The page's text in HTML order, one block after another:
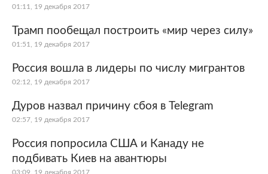
01:11, 19 декабря 2017
Трамп пообещал построить «мир через силу»
01:51, 19 декабря 2017
Россия вошла в лидеры по числу мигрантов
02:12, 19 декабря 2017
Дуров назвал причину сбоя в Telegram
02:57, 19 декабря 2017
Россия попросила США и Канаду не
подбивать Киев на авантюры
03:09, 19 декабря 2017